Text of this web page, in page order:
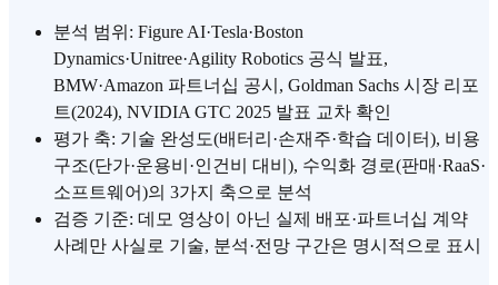
분석 범위: Figure AI·Tesla·Boston
Dynamics·Unitree·Agility Robotics 공식 발표,
BMW·Amazon 파트너십 공시, Goldman Sachs 시장 리포
트(2024), NVIDIA GTC 2025 발표 교차 확인
평가 축: 기술 완성도(배터리·손재주·학습 데이터), 비용
구조(단가·운용비·인건비 대비), 수익화 경로(판매·RaaS·
소프트웨어)의 3가지 축으로 분석
검증 기준: 데모 영상이 아닌 실제 배포·파트너십 계약
사례만 사실로 기술, 분석·전망 구간은 명시적으로 표시